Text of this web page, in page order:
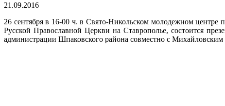
21.09.2016
26 сентября в 16-00 ч. в Свято-Никольском молодежном центре
Русской Православной Церкви на Ставрополье, состоится
администрации Шпаковского района совместно с Михайловским